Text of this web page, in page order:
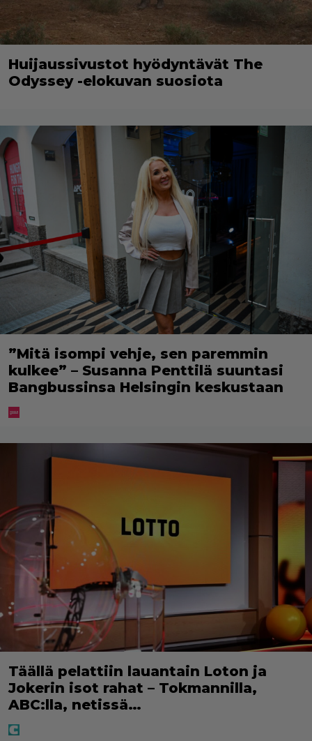
Huijaussivustot hyödyntävät The
Odyssey -elokuvan suosiota
”Mitä isompi vehje, sen paremmin
kulkee” – Susanna Penttilä suuntasi
Bangbussinsa Helsingin keskustaan
Täällä pelattiin lauantain Loton ja
Jokerin isot rahat – Tokmannilla,
ABC:lla, netissä…